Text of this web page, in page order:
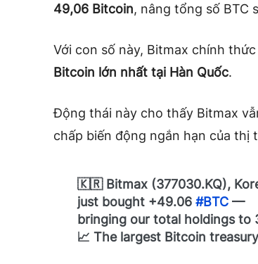
49,06 Bitcoin, nâng tổng số BTC
Với con số này, Bitmax chính
Bitcoin lớn nhất tại Hàn Quốc.
Động thái này cho thấy Bitmax
chấp biến động ngắn hạn của thị
🇰🇷 Bitmax (377030.KQ),
just bought +49.06#BTC —
bringing our total holdings to
📈 The largest Bitcoin